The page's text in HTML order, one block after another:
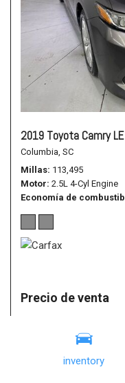
inventory
2019 Toyota Camry LE
Columbia, SC
Millas 113,495
Motor 2.5L 4-Cyl Engine
Economía de
Precio de venta